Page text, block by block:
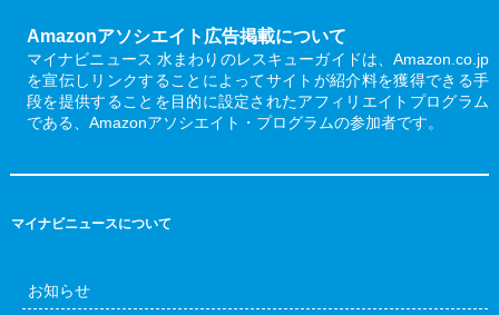
Amazonアソシエイト広告掲載について
マイナビニュース 水まわりのレスキューガイドは、Amazon.co.jp
を宣伝しリンクすることによってサイトが紹介料を獲得できる手
段を提供することを目的に設定されたアフィリエイトプログラム
である、Amazonアソシエイト・プログラムの参加者です。
マイナビニュースについて
お知らせ